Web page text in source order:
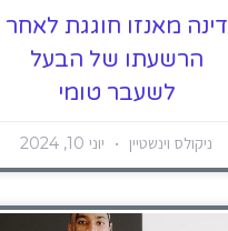
דינה מאנזו חוגגת לאחר
הרשעתו של הבעל
לשעבר טומי
ניקולס וינשטיין יוני 10, 2024